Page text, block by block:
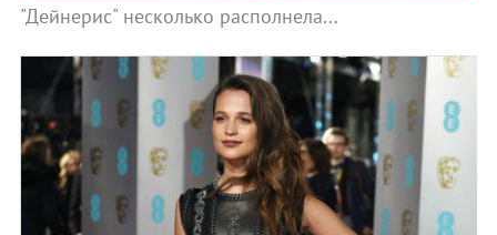
"Дейнерис" несколько располнела...